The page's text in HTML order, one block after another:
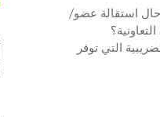
استقالة عضو/
التي توفر